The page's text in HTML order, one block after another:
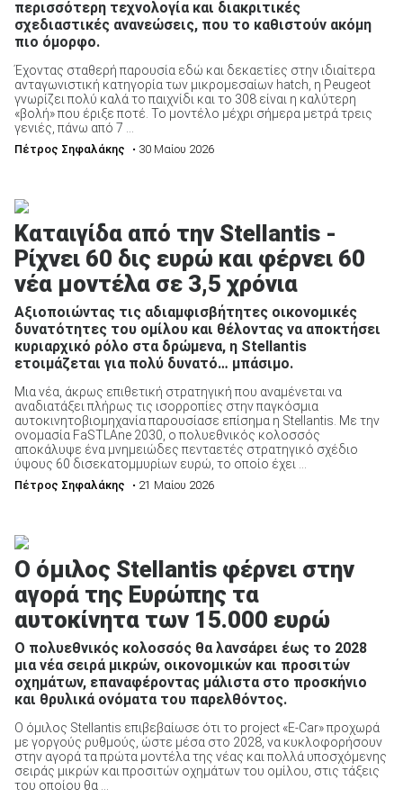
περισσότερη τεχνολογία και διακριτικές
σχεδιαστικές ανανεώσεις, που το καθιστούν ακόμη
πιο όμορφο.
Έχοντας σταθερή παρουσία εδώ και δεκαετίες στην ιδιαίτερα
ανταγωνιστική κατηγορία των μικρομεσαίων hatch, η Peugeot
γνωρίζει πολύ καλά το παιχνίδι και το 308 είναι η καλύτερη
«βολή» που έριξε ποτέ. Το μοντέλο μέχρι σήμερα μετρά τρεις
γενιές, πάνω από 7 ...
Πέτρος Σηφαλάκης • 30 Μαίου 2026
Καταιγίδα από την Stellantis -
Ρίχνει 60 δις ευρώ και φέρνει 60
νέα μοντέλα σε 3,5 χρόνια
Αξιοποιώντας τις αδιαμφισβήτητες οικονομικές
δυνατότητες του ομίλου και θέλοντας να αποκτήσει
κυριαρχικό ρόλο στα δρώμενα, η Stellantis
ετοιμάζεται για πολύ δυνατό… μπάσιμο.
Μια νέα, άκρως επιθετική στρατηγική που αναμένεται να
αναδιατάξει πλήρως τις ισορροπίες στην παγκόσμια
αυτοκινητοβιομηχανία παρουσίασε επίσημα η Stellantis. Με την
ονομασία FaSTLAne 2030, ο πολυεθνικός κολοσσός
αποκάλυψε ένα μνημειώδες πενταετές στρατηγικό σχέδιο
ύψους 60 δισεκατομμυρίων ευρώ, το οποίο έχει ...
Πέτρος Σηφαλάκης • 21 Μαίου 2026
Ο όμιλος Stellantis φέρνει στην
αγορά της Ευρώπης τα
αυτοκίνητα των 15.000 ευρώ
Ο πολυεθνικός κολοσσός θα λανσάρει έως το 2028
μια νέα σειρά μικρών, οικονομικών και προσιτών
οχημάτων, επαναφέροντας μάλιστα στο προσκήνιο
και θρυλικά ονόματα του παρελθόντος.
Ο όμιλος Stellantis επιβεβαίωσε ότι το project «E-Car» προχωρά
με γοργούς ρυθμούς, ώστε μέσα στο 2028, να κυκλοφορήσουν
στην αγορά τα πρώτα μοντέλα της νέας και πολλά υποσχόμενης
σειράς μικρών και προσιτών οχημάτων του ομίλου, στις τάξεις
του οποίου θα ...